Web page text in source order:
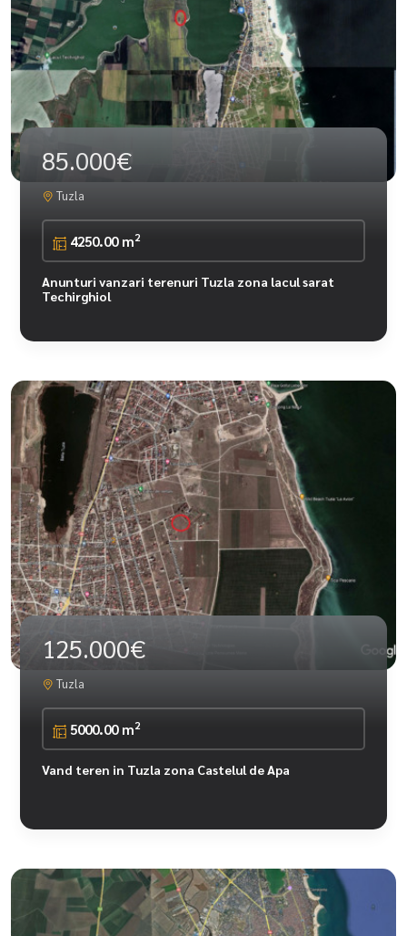
85.000€
Tuzla
4250.00 m2
Anunturi vanzari terenuri Tuzla zona lacul sarat
Techirghiol
125.000€
Tuzla
5000.00 m2
Vand teren in Tuzla zona Castelul de Apa